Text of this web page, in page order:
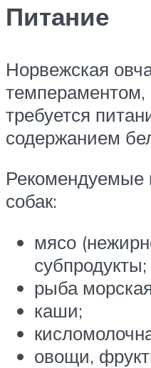
Питание
Норвежская
темпераментом,
требуется
содержанием
Рекомендуемые
собак:
мясо
субпродукты;
рыба
каши;
овощи,